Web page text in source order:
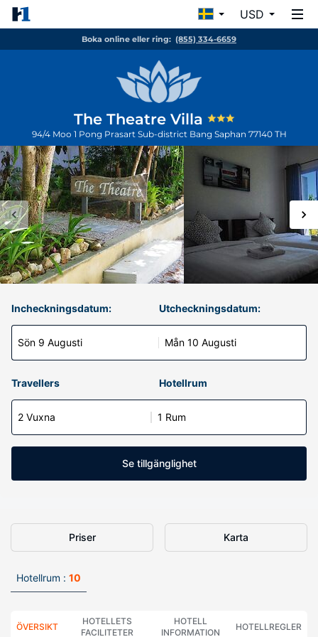
USD
Boka online eller ring: (855) 334-6659
The Theatre Villa
94/4 Moo 1 Pong Prasart Sub-district Bang Saphan 77140 TH
Incheckningsdatum:
Sön 9 Augusti
Utcheckningsdatum:
Mån 10 Augusti
Travellers Hotellrum
2 Vuxna 1 Rum
Se tillgänglighet
Priser Karta
Hotellrum : 10
ÖVERSIKT
HOTELLETS
FACILITETER
HOTELL
INFORMATION
HOTELLREGLER